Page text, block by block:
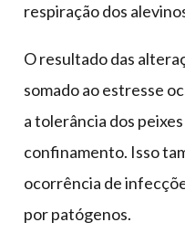
respiração dos
O resultado das
somado ao estresse
a tolerância dos
confinamento. Isso
ocorrência de
por patógenos.